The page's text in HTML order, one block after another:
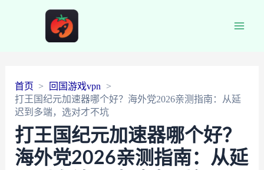
首页
回国游戏vpn
打王国纪元加速器哪个好？海外党2026亲测指南：从延
迟到多端，选对才不坑
打王国纪元加速器哪个好？
海外党2026亲测指南：从延